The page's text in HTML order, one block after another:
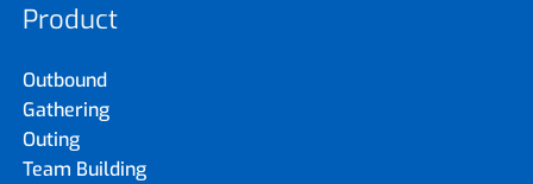
Product
Outbound
Gathering
Outing
Team Building